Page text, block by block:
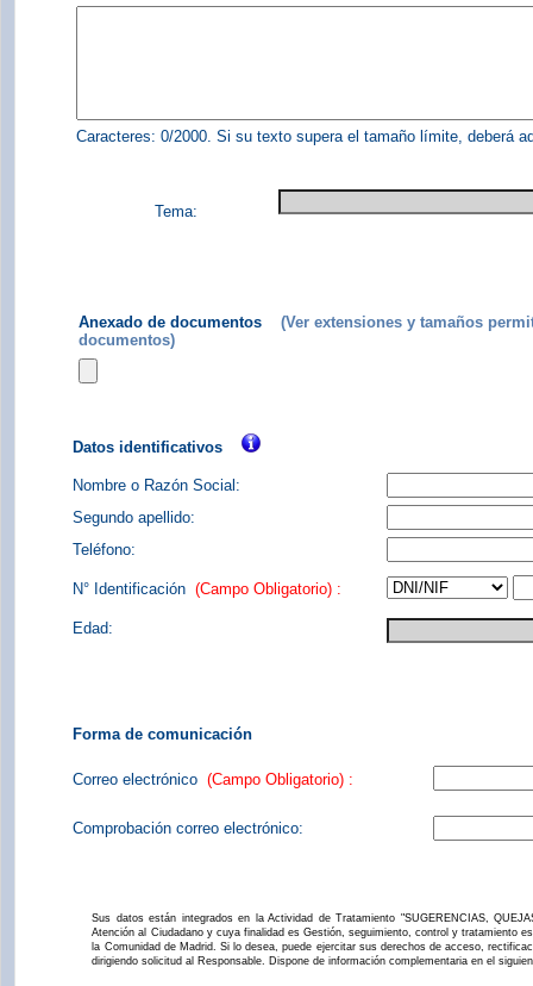
Caracteres: 0/2000. Si su texto supera el tamaño límite, deberá
Tema:
Anexado de documentos (Ver extensiones y tamaños
documentos)
Datos identificativos
Nombre o Razón Social:
Segundo apellido:
Teléfono:
N° Identificación (Campo Obligatorio) :
Edad:
Forma de comunicación
Correo electrónico (Campo Obligatorio) :
Comprobación correo electrónico:
Sus datos están integrados en la Actividad de Tratamiento "SUGERENCIAS,
Atención al Ciudadano y cuya finalidad es Gestión, seguimiento, control y tratamiento
la Comunidad de Madrid. Si lo desea, puede ejercitar sus derechos de acceso,
dirigiendo solicitud al Responsable. Dispone de información complementaria en el